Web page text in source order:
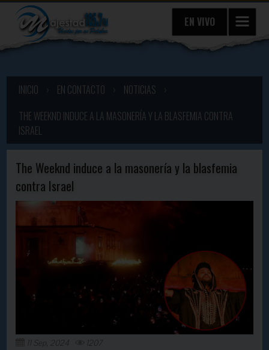
EN VIVO
INICIO EN CONTACTO NOTICIAS
THE WEEKND INDUCE A LA MASONERÍA Y LA BLASFEMIA CONTRA
ISRAEL
The Weeknd induce a la masonería y la blasfemia
contra Israel
11 Sep, 2024 1207